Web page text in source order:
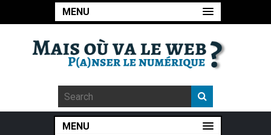
MENU
MENU